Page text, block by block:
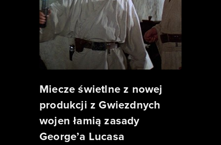
Miecze świetlne z nowej
produkcji z Gwiezdnych
wojen łamią zasady
George’a Lucasa